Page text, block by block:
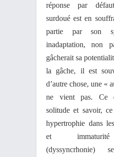
réponse par
surdoué est en
partie par son
inadaptation, non
gâcherait sa
la gâche, il est
d’autre chose, une «
ne vient pas. Ce
solitude et savoir,
hypertrophie dans
et
(dyssyncrhonie)